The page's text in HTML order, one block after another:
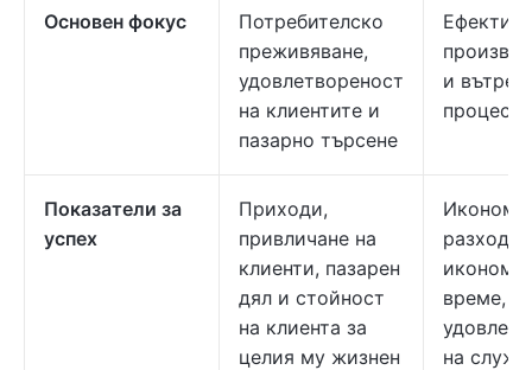
Основен фокус
Потребителско
преживяване,
удовлетвореност
на клиентите и
пазарно търсене
и
процеси
Показатели за
успех
Приходи,
привличане на
клиенти, пазарен
дял и стойност
на клиента за
целия му жизнен
разходи,
време,
на